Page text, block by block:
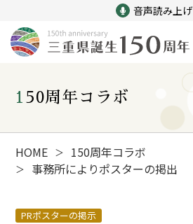
音声読み上げ
新着情報
みえ150年の歩み
150周年コラボ
HOME ＞ 150周年コラボ
＞ 事務所によりポスターの掲出
PRポスターの掲示